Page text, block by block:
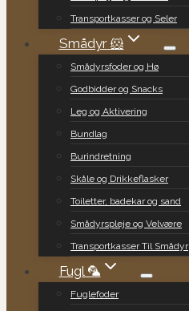
Transportkasser og Seler
Smådyr 🐹
Smådyrsfoder og Hø
Godbidder og Snacks
Leg og Aktivering
Bundlag
Burindretning
Skåle og Drikkeflasker
Toiletter, badekar og sand
Smådyrspleje og Velvære
Transportkasser Til Smådyr
Fugl 🦜
Fuglefoder